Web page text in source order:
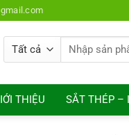
Tìm
THIỆU SẮT THÉP –